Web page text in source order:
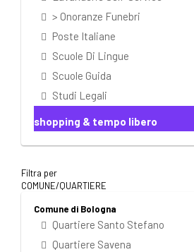
> Onoranze Funebri
Poste Italiane
Scuole Di Lingue
Scuole Guida
Studi Legali
shopping & tempo libero
Filtra per
COMUNE/QUARTIERE
Comune di Bologna
Quartiere Santo Stefano
Quartiere Savena